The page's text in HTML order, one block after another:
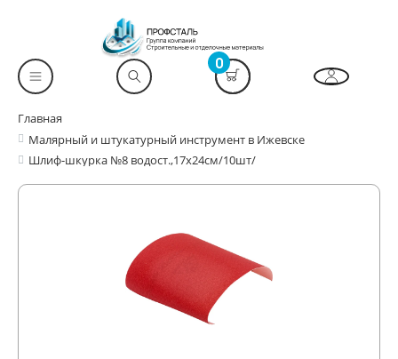
0
Главная
Малярный и штукатурный инструмент в Ижевске
Шлиф-шкурка №8 водост.,17х24см/10шт/